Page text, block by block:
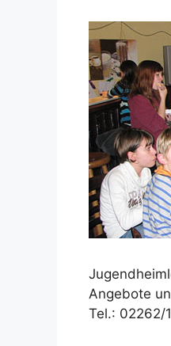
Angebote
Tel.: 02262/